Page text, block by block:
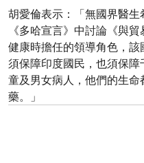
胡愛倫表示：「無國界醫
《多哈宣言》中討論《與
健康時擔任的領導角色，
須保障印度國民，也須保
童及男女病人，他們的生
藥。」